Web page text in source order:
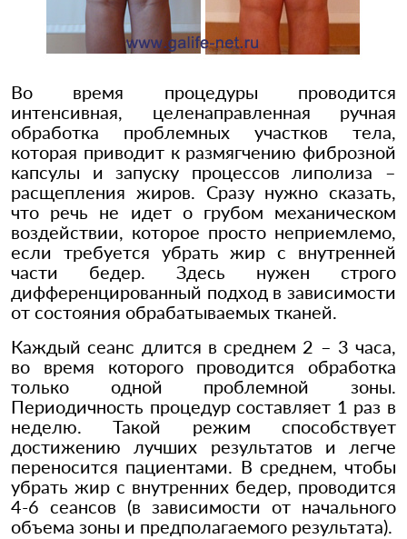
Во время процедуры проводится
интенсивная, целенаправленная ручная
обработка проблемных участков тела,
которая приводит к размягчению фиброзной
капсулы и запуску процессов липолиза –
расщепления жиров. Сразу нужно сказать,
что речь не идет о грубом механическом
воздействии, которое просто неприемлемо,
если требуется убрать жир с внутренней
части бедер. Здесь нужен строго
дифференцированный подход в зависимости
от состояния обрабатываемых тканей.
Каждый сеанс длится в среднем 2 – 3 часа,
во время которого проводится обработка
только одной проблемной зоны.
Периодичность процедур составляет 1 раз в
неделю. Такой режим способствует
достижению лучших результатов и легче
переносится пациентами. В среднем, чтобы
убрать жир с внутренних бедер, проводится
4-6 сеансов (в зависимости от начального
объема зоны и предполагаемого результата).